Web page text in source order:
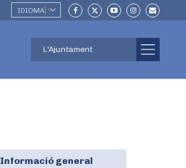
IDIOMA ▼
L'Ajuntament
Informació general